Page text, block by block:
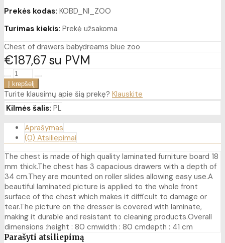
Prekės kodas: KOBD_NI_ZOO
Turimas kiekis: Prekė užsakoma
Chest of drawers babydreams blue zoo
€18767su PVM
Turite klausimų apie šią prekę? Klauskite
Kilmės šalis: PL
Aprašymas
(0) Atsiliepimai
The chest is made of high quality laminated furniture board 18
mm thick.The chest has 3 capacious drawers with a depth of
34 cm.They are mounted on roller slides allowing easy use.A
beautiful laminated picture is applied to the whole front
surface of the chest which makes it difficult to damage or
tear.The picture on the dresser is covered with laminate,
making it durable and resistant to cleaning products.Overall
dimensions :height : 80 cmwidth : 80 cmdepth : 41 cm
Parašyti atsiliepimą